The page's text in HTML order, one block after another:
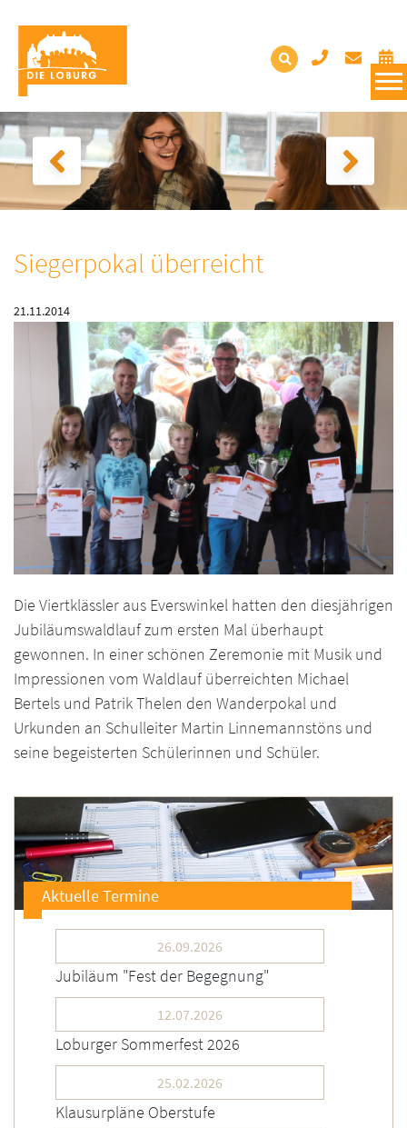
Siegerpokal überreicht
21.11.2014
Die Viertklässler aus Everswinkel hatten den diesjährigen
Jubiläumswaldlauf zum ersten Mal überhaupt
gewonnen. In einer schönen Zeremonie mit Musik und
Impressionen vom Waldlauf überreichten Michael
Bertels und Patrik Thelen den Wanderpokal und
Urkunden an Schulleiter Martin Linnemannstöns und
seine begeisterten Schülerinnen und Schüler.
Aktuelle Termine
26.09.2026
Jubiläum "Fest der Begegnung"
12.07.2026
Loburger Sommerfest 2026
25.02.2026
Klausurpläne Oberstufe